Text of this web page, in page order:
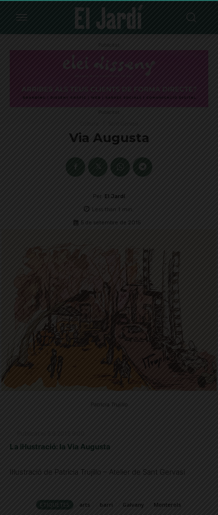
Publicitat
Publicitat
Via Augusta
Per El Jardí
Less than 1 min.
5 de setembre de 2015
Patricia Trujillo
La illustració: la Via Augusta
Il·lustració de Patricia Trujillo – Atelier de Sant Gervasi
ETIQUETES arts barri Galvany Monterols